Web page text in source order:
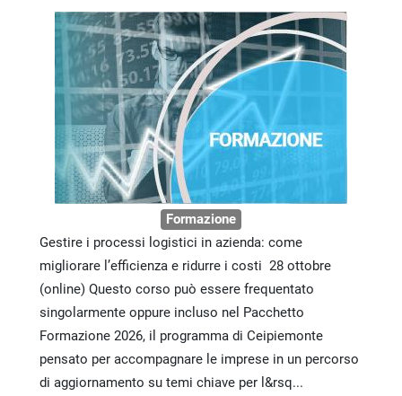
Formazione
Gestire i processi logistici in azienda: come
migliorare l’efficienza e ridurre i costi 28 ottobre
(online) Questo corso può essere frequentato
singolarmente oppure incluso nel Pacchetto
Formazione 2026, il programma di Ceipiemonte
pensato per accompagnare le imprese in un percorso
di aggiornamento su temi chiave per l&rsq...